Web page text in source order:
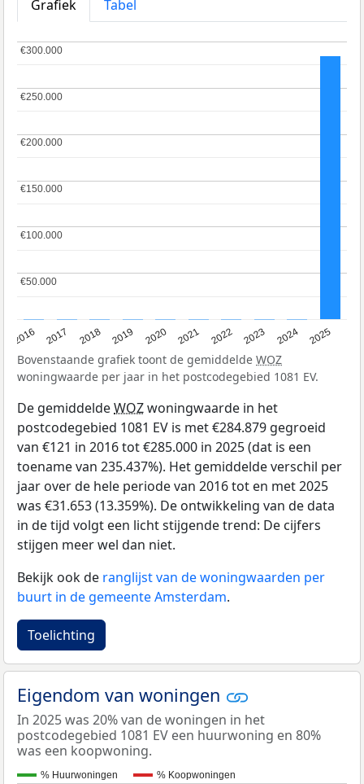
Grafiek
Tabel
2016 2017 2018 2019 2020 2021 2022 2023 2024 2025
€50.000
€50.000
€100.000
€100.000
€150.000
€150.000
€200.000
€200.000
€250.000
€250.000
€300.000
€300.000
Bovenstaande grafiek toont de gemiddelde WOZ
woningwaarde per jaar in het postcodegebied 1081 EV.
De gemiddeldeWOZwoningwaarde in het
postcodegebied 1081 EV is met €284.879 gegroeid
van €121 in 2016 tot €285.000 in 2025 (dat is een
toename van 235.437%). Het gemiddelde verschil per
jaar over de hele periode van 2016 tot en met 2025
was €31.653 (13.359%). De ontwikkeling van de data
in de tijd volgt een licht stijgende trend: De cijfers
stijgen meer wel dan niet.
Bekijk ook de ranglijst van de woningwaarden per
buurt in de gemeente Amsterdam.
Toelichting
Eigendom van woningen
In 2025 was 20% van de woningen in het
postcodegebied 1081 EV een huurwoning en 80%
was een koopwoning.
% Huurwoningen % Koopwoningen